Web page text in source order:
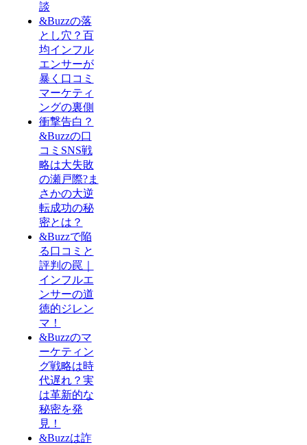
談
&Buzzの落
とし穴？百
均インフル
エンサーが
暴く口コミ
マーケティ
ングの裏側
衝撃告白？
&Buzzの口
コミSNS戦
略は大失敗
の瀬戸際?ま
さかの大逆
転成功の秘
密とは？
&Buzzで陥
る口コミと
評判の罠｜
インフルエ
ンサーの道
徳的ジレン
マ！
&Buzzのマ
ーケティン
グ戦略は時
代遅れ？実
は革新的な
秘密を発
見！
&Buzzは詐